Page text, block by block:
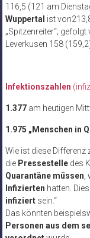
116,5 (121 am
Wuppertal ist
„Spitzenreiter“;
Leverkusen 158
Infektionszahlen
1.377am heutigen
1.975 „Menschen in
Wie ist diese Differenz
die Pressestelledes
Quarantäne müssen,
Infizierten hatten.
infiziertsein.“
Das könnten
Personen aus dem